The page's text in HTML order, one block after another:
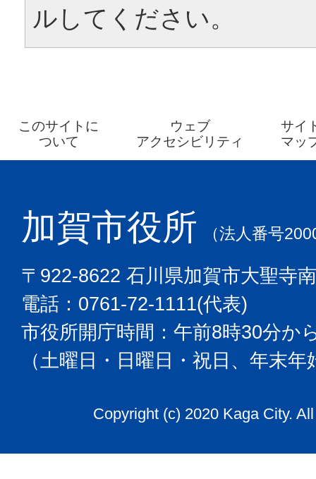
ルしてください。
このサイトに
ついて
ウェブ
アクセシビリティ
サイ
マッ
加賀市役所 （法人番号
〒922-8622 石川県加賀市大聖寺
電話：0761-72-1111(代表)
市役所開庁時間：午前8時30分か
（土曜日・日曜日・祝日、年末
Copyright (c) 2020 Kaga City.